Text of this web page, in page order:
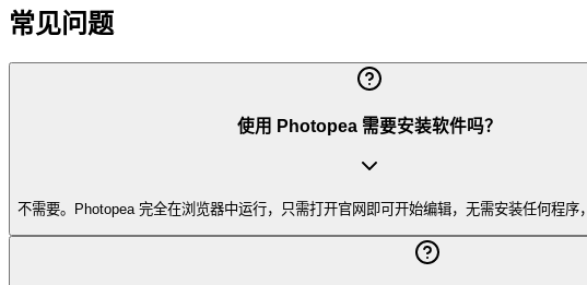
常见问题
使用 Photopea 需要安装软件吗？
不需要。Photopea 完全在浏览器中运行，只需打开官网即可开始编辑，无需安装任何程序